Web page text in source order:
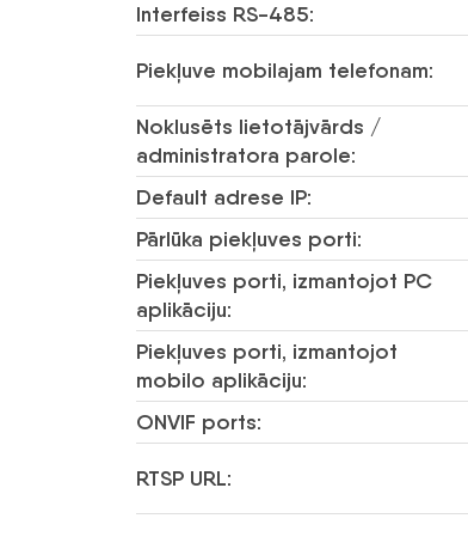
Interfeiss RS-485:
Piekļuve mobilajam telefonam:
Noklusēts lietotājvārds /
administratora parole:
Default adrese IP:
Pārlūka piekļuves porti:
Piekļuves porti, izmantojot PC
aplikāciju:
Piekļuves porti, izmantojot
mobilo aplikāciju:
ONVIF ports:
RTSP URL: